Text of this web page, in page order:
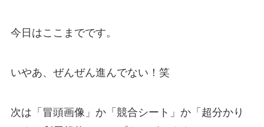
今日はここまでです。
いやあ、ぜんぜん進んでない！笑
次は「冒頭画像」か「競合シート」か「超分かり